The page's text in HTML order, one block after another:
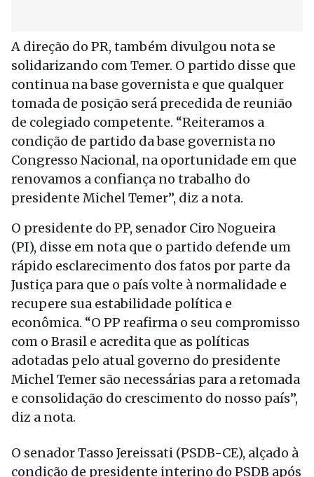
A direção do PR, também divulgou nota se
solidarizando com Temer. O partido disse que
continua na base governista e que qualquer
tomada de posição será precedida de reunião
de colegiado competente. “Reiteramos a
condição de partido da base governista no
Congresso Nacional, na oportunidade em que
renovamos a confiança no trabalho do
presidente Michel Temer”, diz a nota.
O presidente do PP, senador Ciro Nogueira
(PI), disse em nota que o partido defende um
rápido esclarecimento dos fatos por parte da
Justiça para que o país volte à normalidade e
recupere sua estabilidade política e
econômica. “O PP reafirma o seu compromisso
com o Brasil e acredita que as políticas
adotadas pelo atual governo do presidente
Michel Temer são necessárias para a retomada
e consolidação do crescimento do nosso país”,
diz a nota.
O senador Tasso Jereissati (PSDB-CE), alçado à
condição de presidente interino do PSDB após